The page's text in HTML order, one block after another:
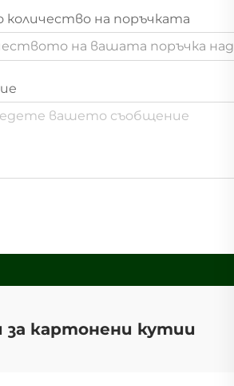
количество на поръчката
на вашата поръчка
за картонени кутии